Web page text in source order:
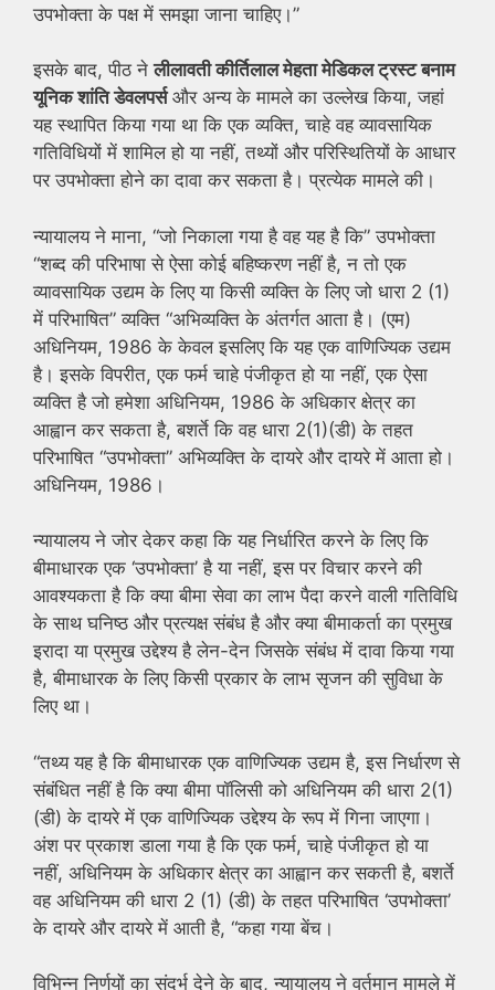
उपभोक्ता के पक्ष में समझा जाना चाहिए।”
इसके बाद, पीठ नेलीलावती कीर्तिलाल मेहता मेडिकल ट्रस्ट बनाम
यूनिक शांति डेवलपर्सऔर अन्य के मामले का उल्लेख किया, जहां
यह स्थापित किया गया था कि एक व्यक्ति, चाहे वह व्यावसायिक
गतिविधियों में शामिल हो या नहीं, तथ्यों और परिस्थितियों के आधार
पर उपभोक्ता होने का दावा कर सकता है। प्रत्येक मामले की।
न्यायालय ने माना, “जो निकाला गया है वह यह है कि” उपभोक्ता
“शब्द की परिभाषा से ऐसा कोई बहिष्करण नहीं है, न तो एक
व्यावसायिक उद्यम के लिए या किसी व्यक्ति के लिए जो धारा 2 (1)
में परिभाषित” व्यक्ति “अभिव्यक्ति के अंतर्गत आता है। (एम)
अधिनियम, 1986 के केवल इसलिए कि यह एक वाणिज्यिक उद्यम
है। इसके विपरीत, एक फर्म चाहे पंजीकृत हो या नहीं, एक ऐसा
व्यक्ति है जो हमेशा अधिनियम, 1986 के अधिकार क्षेत्र का
आह्वान कर सकता है, बशर्ते कि वह धारा 2(1)(डी) के तहत
परिभाषित “उपभोक्ता” अभिव्यक्ति के दायरे और दायरे में आता हो।
अधिनियम, 1986।
न्यायालय ने जोर देकर कहा कि यह निर्धारित करने के लिए कि
बीमाधारक एक ‘उपभोक्ता’ है या नहीं, इस पर विचार करने की
आवश्यकता है कि क्या बीमा सेवा का लाभ पैदा करने वाली गतिविधि
के साथ घनिष्ठ और प्रत्यक्ष संबंध है और क्या बीमाकर्ता का प्रमुख
इरादा या प्रमुख उद्देश्य है लेन-देन जिसके संबंध में दावा किया गया
है, बीमाधारक के लिए किसी प्रकार के लाभ सृजन की सुविधा के
लिए था।
“तथ्य यह है कि बीमाधारक एक वाणिज्यिक उद्यम है, इस निर्धारण से
संबंधित नहीं है कि क्या बीमा पॉलिसी को अधिनियम की धारा 2(1)
(डी) के दायरे में एक वाणिज्यिक उद्देश्य के रूप में गिना जाएगा।
अंश पर प्रकाश डाला गया है कि एक फर्म, चाहे पंजीकृत हो या
नहीं, अधिनियम के अधिकार क्षेत्र का आह्वान कर सकती है, बशर्ते
वह अधिनियम की धारा 2 (1) (डी) के तहत परिभाषित ‘उपभोक्ता’
के दायरे और दायरे में आती है, “कहा गया बेंच।
विभिन्न निर्णयों का संदर्भ देने के बाद, न्यायालय ने वर्तमान मामले में